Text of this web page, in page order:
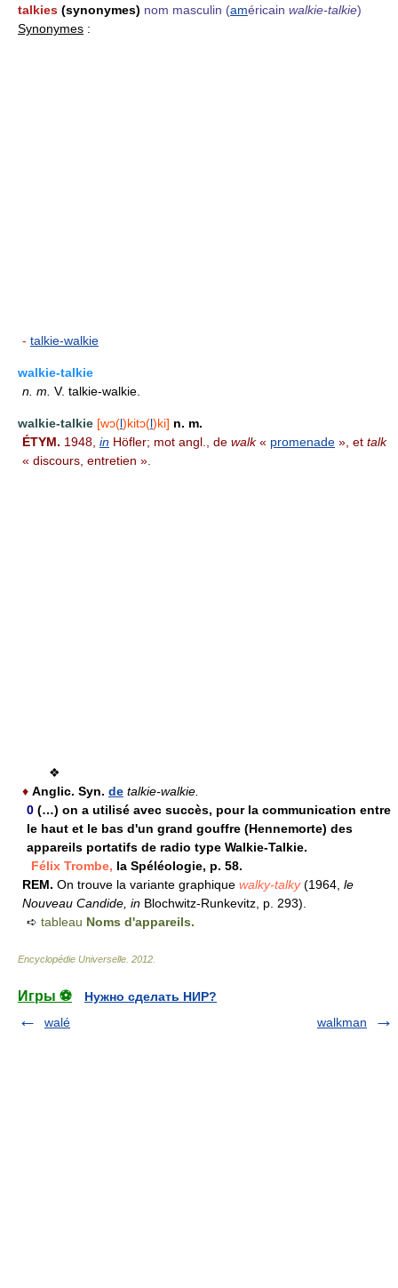
talkies (synonymes) nom masculin (américain walkie-talkie)
Synonymes :
- talkie-walkie
walkie-talkie
n. m. V. talkie-walkie.
walkie-talkie [wɔ(l)kitɔ(l)ki] n. m.
ÉTYM. 1948, in Höfler; mot angl., de walk« promenade », et talk
« discours, entretien ».
❖
♦ Anglic. Syn. de talkie-walkie.
0 (…) on a utilisé avec succès, pour la communication entre
le haut et le bas d'un grand gouffre (Hennemorte) des
appareils portatifs de radio type Walkie-Talkie.
Félix Trombe, la Spéléologie, p. 58.
REM. On trouve la variante graphique walky-talky(1964, le
Nouveau Candide, in Blochwitz-Runkevitz, p. 293).
➪ tableau Noms d'appareils.
Encyclopédie Universelle 2012
Игры ⚽
Нужно сделать НИР?
walé
walkman